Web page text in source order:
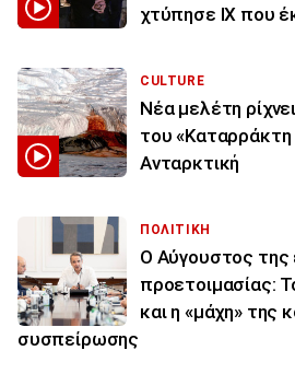
χτύπησε ΙΧ που
CULTURE
Νέα μελέτη
του
Ανταρκτική
ΠΟΛΙΤΙΚΗ
Ο Αύγουστος της
προετοιμασίας:
και η «μάχη» της
συσπείρωσης